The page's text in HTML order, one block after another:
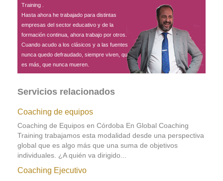
Training .
Hasta ahora he trabajado para distintas
empresas del sector educativo y de la
formación continua, ahora trabajo por otros.
Cuando acudo a los clásicos y a las fuentes
nunca quedo defraudado, siempre viven, que
es más, que nunca mueren.
Servicios relacionados
Coaching de equipos
Coaching de Equipos en Córdoba En Global Coaching
Training trabajamos esta modalidad desde una perspectiva
global que es algo más que una suma de objetivos
individuales. ¿A quién va dirigido...
Coaching Ejecutivo